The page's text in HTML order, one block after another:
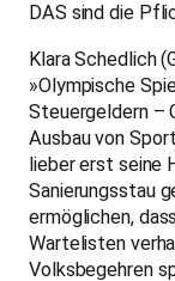
DAS sind die
Klara Schedlich
»Olympische
Steuergeldern –
Ausbau von
lieber erst seine
Sanierungsstau
ermöglichen,
Wartelisten
Volksbegehren